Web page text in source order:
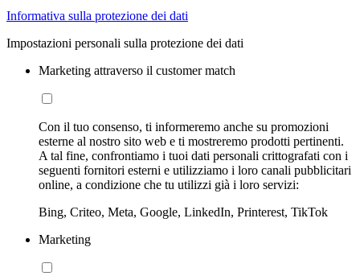
Informativa sulla protezione dei dati
Impostazioni personali sulla protezione dei dati
Marketing attraverso il customer match
Con il tuo consenso, ti informeremo anche su promozioni
esterne al nostro sito web e ti mostreremo prodotti pertinenti.
A tal fine, confrontiamo i tuoi dati personali crittografati con i
seguenti fornitori esterni e utilizziamo i loro canali pubblicitari
online, a condizione che tu utilizzi già i loro servizi:
Bing, Criteo, Meta, Google, LinkedIn, Printerest, TikTok
Marketing